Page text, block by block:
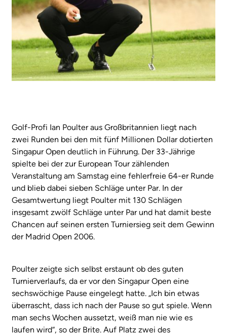
Golf-Profi Ian Poulter aus Großbritannien liegt nach
zwei Runden bei den mit fünf Millionen Dollar dotierten
Singapur Open deutlich in Führung. Der 33-Jährige
spielte bei der zur European Tour zählenden
Veranstaltung am Samstag eine fehlerfreie 64-er Runde
und blieb dabei sieben Schläge unter Par. In der
Gesamtwertung liegt Poulter mit 130 Schlägen
insgesamt zwölf Schläge unter Par und hat damit beste
Chancen auf seinen ersten Turniersieg seit dem Gewinn
der Madrid Open 2006.
Poulter zeigte sich selbst erstaunt ob des guten
Turnierverlaufs, da er vor den Singapur Open eine
sechswöchige Pause eingelegt hatte. „Ich bin etwas
überrascht, dass ich nach der Pause so gut spiele. Wenn
man sechs Wochen aussetzt, weiß man nie wie es
laufen wird“, so der Brite. Auf Platz zwei des